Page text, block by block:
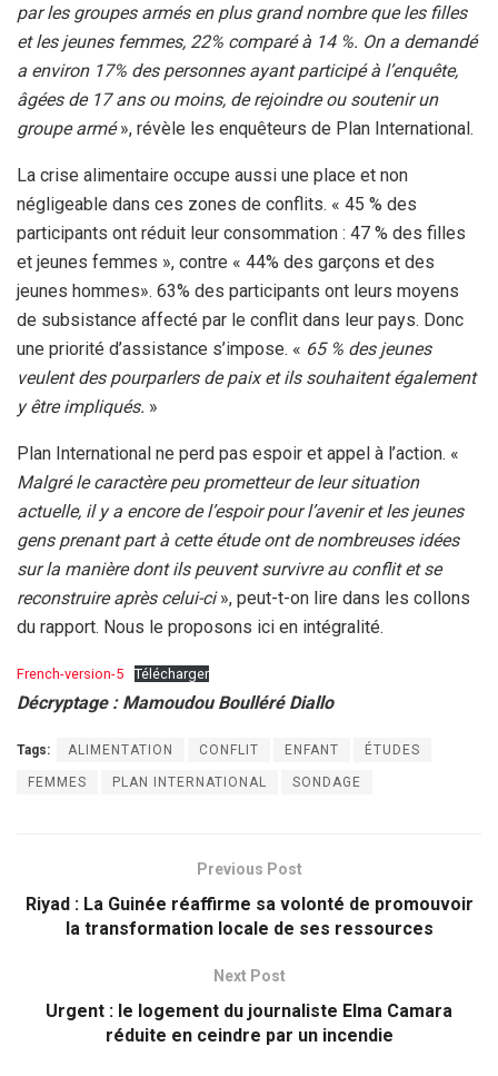
par les groupes armés en plus grand nombre que les filles
et les jeunes femmes, 22% comparé à 14 %. On a demandé
a environ 17% des personnes ayant participé à l’enquête,
âgées de 17 ans ou moins, de rejoindre ou soutenir un
groupe armé», révèle les enquêteurs de Plan International.
La crise alimentaire occupe aussi une place et non
négligeable dans ces zones de conflits. « 45 % des
participants ont réduit leur consommation : 47 % des filles
et jeunes femmes », contre « 44% des garçons et des
jeunes hommes». 63% des participants ont leurs moyens
de subsistance affecté par le conflit dans leur pays. Donc
une priorité d’assistance s’impose. « 65 % des jeunes
veulent des pourparlers de paix et ils souhaitent également
y être impliqués. »
Plan International ne perd pas espoir et appel à l’action. «
Malgré le caractère peu prometteur de leur situation
actuelle, il y a encore de l’espoir pour l’avenir et les jeunes
gens prenant part à cette étude ont de nombreuses idées
sur la manière dont ils peuvent survivre au conflit et se
reconstruire après celui-ci», peut-t-on lire dans les collons
du rapport. Nous le proposons ici en intégralité.
French-version-5 Télécharger
Décryptage : Mamoudou Boulléré Diallo
Tags: ALIMENTATION CONFLIT ENFANT ÉTUDES
FEMMES PLAN INTERNATIONAL SONDAGE
Previous Post
Riyad : La Guinée réaffirme sa volonté de promouvoir
la transformation locale de ses ressources
Next Post
Urgent : le logement du journaliste Elma Camara
réduite en ceindre par un incendie